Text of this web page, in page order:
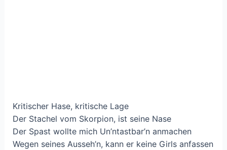
Kritischer Hase, kritische Lage
Der Stachel vom Skorpion, ist seine Nase
Der Spast wollte mich Un’ntastbar’n anmachen
Wegen seines Ausseh’n, kann er keine Girls anfassen